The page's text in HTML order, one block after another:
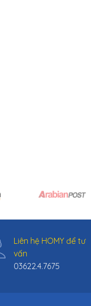
Liên hệ HOMY để tư
vấn
03622.4.7675